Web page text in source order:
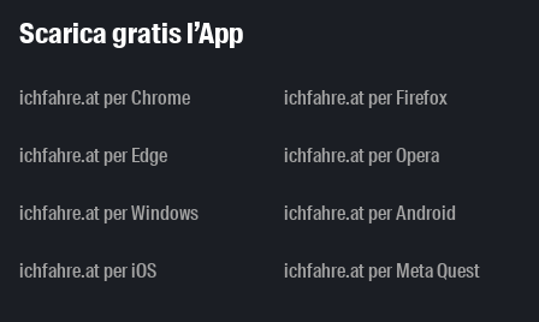
Scarica gratis l’App
ichfahre.at per Chrome ichfahre.at per Firefox
ichfahre.at per Edge ichfahre.at per Opera
ichfahre.at per Windows ichfahre.at per Android
ichfahre.at per iOS ichfahre.at per Meta Quest